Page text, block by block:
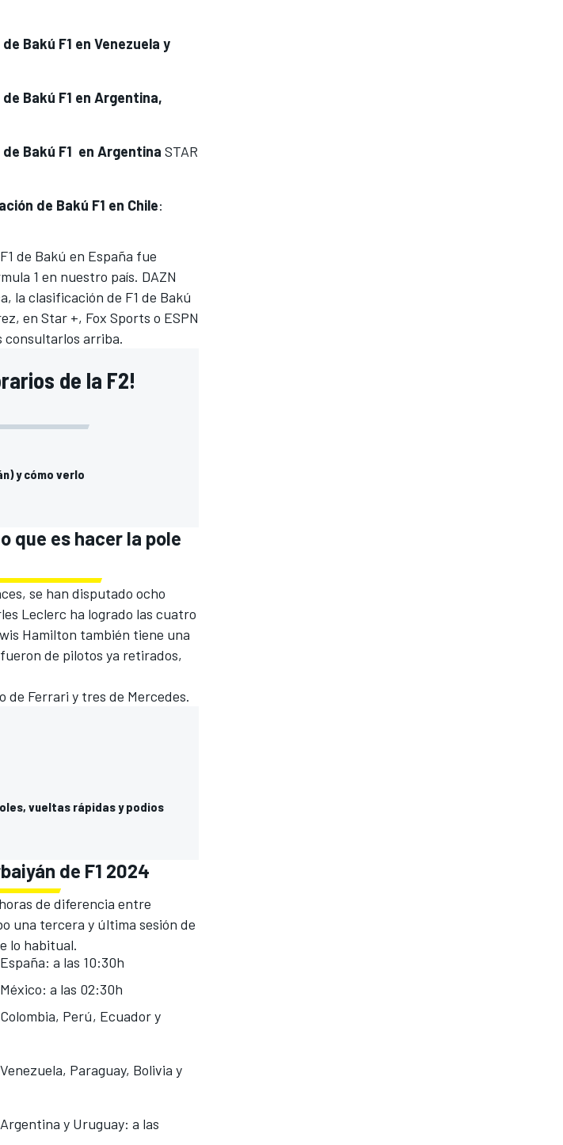
Bakú F1 en Venezuela y
Bakú F1 en Argentina,
Bakú F1 en Argentina STAR
de Bakú F1 en Chile:
de Bakú en España fue
1 en nuestro país. DAZN
la clasificación de F1 de Bakú
en Star +, Fox Sports o ESPN
consultarlos arriba.
de la F2!
y cómo verlo
que es hacer la pole
se han disputado ocho
Leclerc ha logrado las cuatro
Hamilton también tiene una
de pilotos ya retirados,
de Ferrari y tres de Mercedes.
vueltas rápidas y podios
de F1 2024
de diferencia entre
una tercera y última sesión de
lo habitual.
a las 10:30h
a las 02:30h
Perú, Ecuador y
Paraguay, Bolivia y
y Uruguay: a las